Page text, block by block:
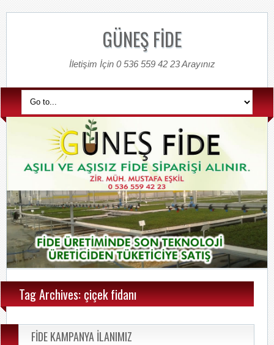
GÜNEŞ FİDE
İletişim İçin 0 536 559 42 23 Arayınız
Tag Archives: çiçek fidanı
FİDE KAMPANYA İLANIMIZ